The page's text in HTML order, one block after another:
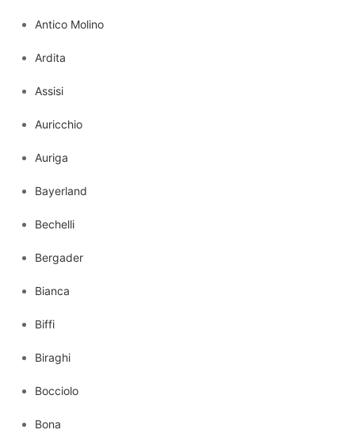
Antico Molino
Ardita
Assisi
Auricchio
Auriga
Bayerland
Bechelli
Bergader
Bianca
Biffi
Biraghi
Bocciolo
Bona